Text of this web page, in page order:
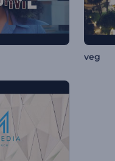
veg